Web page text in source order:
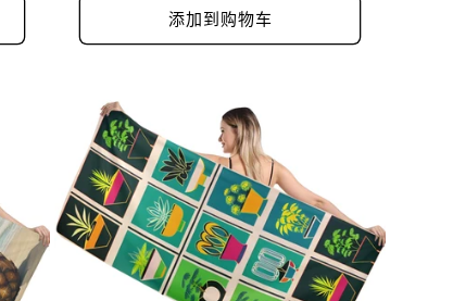
格
添加到购物车